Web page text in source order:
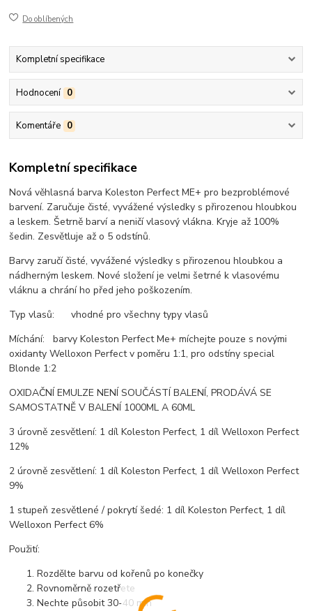
Do oblíbených
Kompletní specifikace
Hodnocení 0
Komentáře 0
Kompletní specifikace
Nová věhlasná barva Koleston Perfect ME+ pro bezproblémové
barvení. Zaručuje čisté, vyvážené výsledky s přirozenou hloubkou
a leskem. Šetrně barví a neničí vlasový vlákna. Kryje až 100%
šedin. Zesvětluje až o 5 odstínů.
Barvy zaručí čisté, vyvážené výsledky s přirozenou hloubkou a
nádherným leskem. Nové složení je velmi šetrné k vlasovému
vláknu a chrání ho před jeho poškozením.
Typ vlasů: vhodné pro všechny typy vlasů
Míchání: barvy Koleston Perfect Me+ míchejte pouze s novými
oxidanty Welloxon Perfect v poměru 1:1, pro odstíny special
Blonde 1:2
OXIDAČNÍ EMULZE NENÍ SOUČÁSTÍ BALENÍ, PRODÁVÁ SE
SAMOSTATNĚ V BALENÍ 1000ML A 60ML
3 úrovně zesvětlení: 1 díl Koleston Perfect, 1 díl Welloxon Perfect
12%
2 úrovně zesvětlení: 1 díl Koleston Perfect, 1 díl Welloxon Perfect
9%
1 stupeň zesvětlené / pokrytí šedé: 1 díl Koleston Perfect, 1 díl
Welloxon Perfect 6%
Použití:
Rozdělte barvu od kořenů po konečky
Rovnoměrně rozetřete
Nechte působit 30-40 min